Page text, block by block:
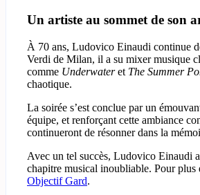
Un artiste au sommet de son
À 70 ans, Ludovico Einaudi continue
Verdi de Milan, il a su mixer musique
comme Underwateret The Summer
chaotique.
La soirée s’est conclue par un
équipe, et renforçant cette ambiance
continueront de résonner dans la
Avec un tel succès, Ludovico Einaudi
chapitre musical inoubliable. Pour plus
Objectif Gard.